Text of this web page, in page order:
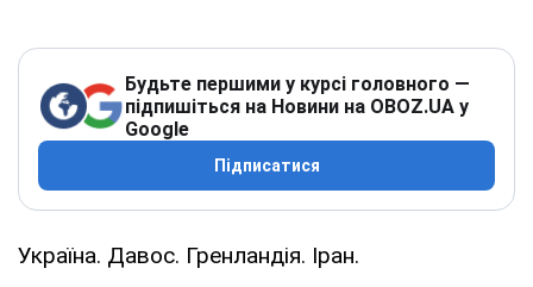
Будьте першими у курсі головного —
підпишіться на Новини на OBOZ.UA у
Google
Підписатися
Україна. Давос. Гренландія. Іран.